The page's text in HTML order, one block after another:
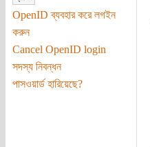
OpenID ব্যবহার করে লগইন
করুন
Cancel OpenID login
সদস্য নিবন্ধন
পাসওয়ার্ড হারিয়েছে?